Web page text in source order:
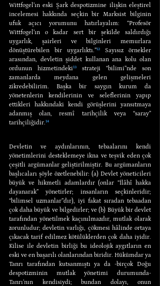
Wittfogel’ın eski Şark despotizmine ilişkin eleştirel
incelemesi hakkında seçkin bir Marksist bilginin
ufuk açıcı yorumunu hatırlayalım: “Profesör
Wittfogel’ın o kadar sert bir şekilde saldırdığı
uygarlık, şairleri ve bilginleri memurlara
dönüştürebilen bir uygarlıktı.”¹² Sayısız örnekler
arasından, devletin şiddet kullanan ana kolu olan
ordunun hizmetindeki¹³ strateji “bilimi”nde son
zamanlarda meydana gelen gelişmeleri
zikredebilirim. Başka bir saygın kurum da
yönetenlerin kendilerinin ve seleflerinin yapıp
ettikleri hakkındaki kendi görüşlerini yansıtmaya
adanmış olan, resmî tarihçilik veya “saray”
tarihçiliğidir.¹⁴
Devletin ve aydınlarının, tebaalarını kendi
yönetimlerini desteklemeye ikna ve teşvik eden çok
çeşitli argümanlar geliştirilmiştir. Bu argümanların
başlıcaları şöyle özetlenebilir: (a) Devlet yöneticileri
büyük ve hikmetli adamlardır (onlar “İlâhî hakka
dayanarak” yönetirler; insanların seçkinleridir;
“bilimsel uzmanlar”dır), iyi fakat sıradan tebaadan
çok daha büyük ve bilgedirler; ve (b) Büyük bir devlet
tarafından yönetilmek kaçınılmazdır, mutlak olarak
zorunludur; devletin varlığı, çökmesi hâlinde ortaya
çıkacak tarif edilmez kötülüklerden çok daha iyidir.
Kilise ile devletin birliği bu ideolojik aygıtların en
eski ve en başarılı olanlarından biridir. Hükümdar ya
Tanrı tarafından kutsanmıştı ya da -birçok Doğu
despotizminin mutlak yönetimi durumunda-
Tanrı’nın kendisiydi; bundan dolayı, onun